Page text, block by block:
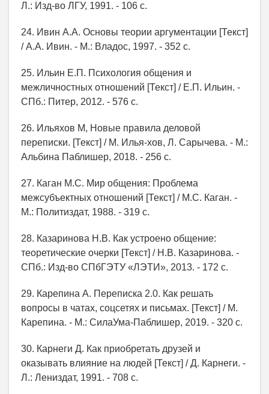
Л.: Изд-во ЛГУ, 1991. - 106 с.
24. Ивин А.А. Основы теории аргументации [Текст]
/ А.А. Ивин. - М.: Владос, 1997. - 352 с.
25. Ильин Е.П. Психология общения и
межличностных отношений [Текст] / Е.П. Ильин. -
СПб.: Питер, 2012. - 576 с.
26. Ильяхов М, Новые правила деловой
переписки. [Текст] / М. Илья-хов, Л. Сарычева. - М.:
Альбина Паблишер, 2018. - 256 с.
27. Каган М.С. Мир общения: Проблема
межсубъектных отношений [Текст] / М.С. Каган. -
М.: Политиздат, 1988. - 319 с.
28. Казаринова Н.В. Как устроено общение:
теоретические очерки [Текст] / Н.В. Казаринова. -
СПб.: Изд-во СПбГЭТУ «ЛЭТИ», 2013. - 172 с.
29. Карепина А. Переписка 2.0. Как решать
вопросы в чатах, соцсетях и письмах. [Текст] / М.
Карепина. - М.: СилаУма-Паблишер, 2019. - 320 с.
30. Карнеги Д. Как приобретать друзей и
оказывать влияние на людей [Текст] / Д. Карнеги. -
Л.: Лениздат, 1991. - 708 с.